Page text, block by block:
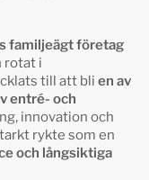
familjeägt företag
rotat i
till att bli en av
entré- och
innovation och
rykte som en
och långsiktiga